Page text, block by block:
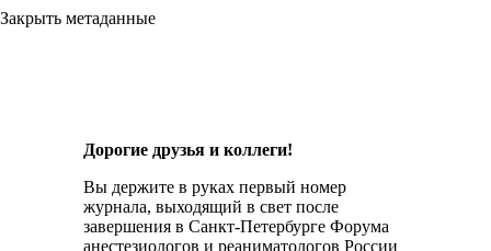
Закрыть метаданные
Дорогие друзья и коллеги!
Вы держите в руках первый номер
журнала, выходящий в свет после
завершения в Санкт-Петербурге Форума
анестезиологов и реаниматологов России